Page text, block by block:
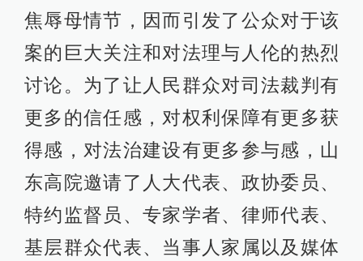
焦辱母情节，因而引发了公众对于该
案的巨大关注和对法理与人伦的热烈
讨论。为了让人民群众对司法裁判有
更多的信任感，对权利保障有更多获
得感，对法治建设有更多参与感，山
东高院邀请了人大代表、政协委员、
特约监督员、专家学者、律师代表、
基层群众代表、当事人家属以及媒体